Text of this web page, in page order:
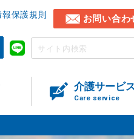
保護規則 お問い合わ
介護サービ
Care service